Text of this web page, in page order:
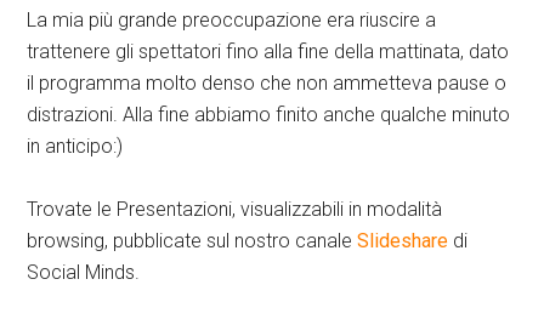
La mia più grande preoccupazione era riuscire a
trattenere gli spettatori fino alla fine della mattinata, dato
il programma molto denso che non ammetteva pause o
distrazioni. Alla fine abbiamo finito anche qualche minuto
in anticipo:)
Trovate le Presentazioni, visualizzabili in modalità
browsing, pubblicate sul nostro canaleSlideshare di
Social Minds.